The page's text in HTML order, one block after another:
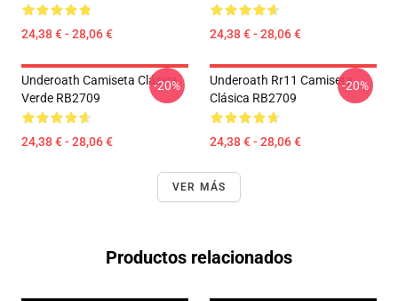
24,38 € - 28,06 € 24,38 € - 28,06 €
Underoath Camiseta Clásica
Verde RB2709
24,38 € - 28,06 €
-20%
Underoath Rr11 Camiseta
Clásica RB2709
24,38 € - 28,06 €
-20%
VER MÁS
Productos relacionados